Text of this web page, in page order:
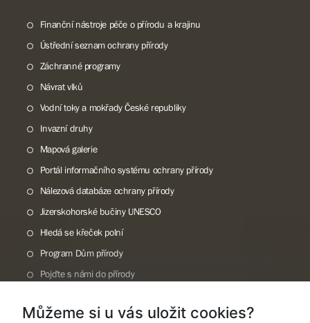
Finanční nástroje péče o přírodu a krajinu
Ústřední seznam ochrany přírody
Záchranné programy
Návrat vlků
Vodní toky a mokřady České republiky
Invazní druhy
Mapová galerie
Portál informačního systému ochrany přírody
Nálezová databáze ochrany přírody
Jizerskohorské bučiny UNESCO
Hledá se křeček polní
Program Dům přírody
Pojďte s námi do přírody
Rok CHKO pod záštitou České komise pro UNESCO
Můžeme si u vás uložit cookies?